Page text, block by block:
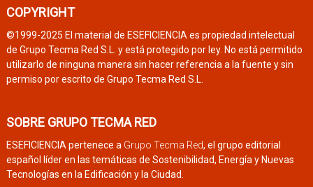
COPYRIGHT
©1999-2025 El material de ESEFICIENCIA es propiedad intelectual
de Grupo Tecma Red S.L. y está protegido por ley. No está permitido
utilizarlo de ninguna manera sin hacer referencia a la fuente y sin
permiso por escrito de Grupo Tecma Red S.L.
SOBRE GRUPO TECMA RED
ESEFICIENCIA pertenece a Grupo Tecma Red, el grupo editorial
español líder en las temáticas de Sostenibilidad, Energía y Nuevas
Tecnologías en la Edificación y la Ciudad.